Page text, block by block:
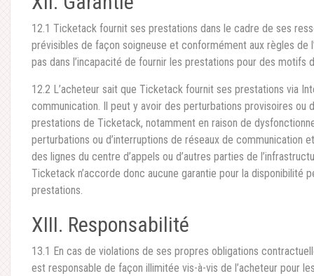
12.1 Ticketack fournit ses prestations dans le cadre de ses
prévisibles de façon soigneuse et conformément aux règles de
pas dans l’incapacité de fournir les prestations pour des motifs
12.2 L’acheteur sait que Ticketack fournit ses prestations via
communication. Il peut y avoir des perturbations provisoires ou
prestations de Ticketack, notamment en raison de
perturbations ou d’interruptions de réseaux de communication
des lignes du centre d’appels ou d’autres parties de
Ticketack n’accorde donc aucune garantie pour la disponibilité
prestations.
XIII. Responsabilité
13.1 En cas de violations de ses propres obligations
est responsable de façon illimitée vis-à-vis de l’acheteur pour